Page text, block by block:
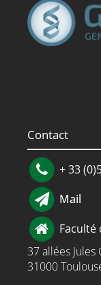
Contact
+ 33
Mail
Faculté
37 allées
31000